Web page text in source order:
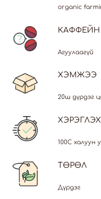
organic
Агуулаагүй
ХЭМЖЭЭ
20ш дүрдэг
100С халуун
ТӨРӨЛ
Дүрдэг